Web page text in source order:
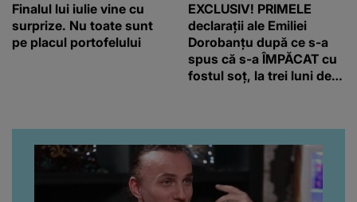
Finalul lui iulie vine cu
surprize. Nu toate sunt
pe placul portofelului
EXCLUSIV! PRIMELE
declarații ale Emiliei
Dorobanțu după ce s-a
spus că s-a ÎMPĂCAT cu
fostul soț, la trei luni de
artistă i-a lăsat MASCĂ
pe toți. De data aceasta,
chiar a rupt tăcerea:
”Poate că aveam să ne
spunem, să ne...”